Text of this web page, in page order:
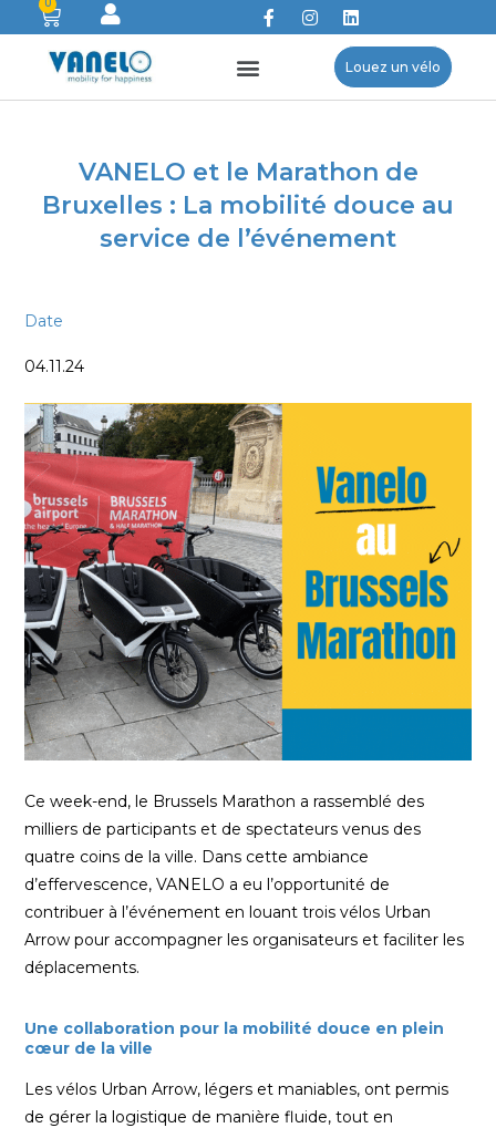
0
Louez un vélo
VANELO et le Marathon de
Bruxelles : La mobilité douce au
service de l’événement
Date
04.11.24
Ce week-end, le Brussels Marathon a rassemblé des
milliers de participants et de spectateurs venus des
quatre coins de la ville. Dans cette ambiance
d’effervescence, VANELO a eu l’opportunité de
contribuer à l’événement en louant trois vélos Urban
Arrow pour accompagner les organisateurs et faciliter les
déplacements.
Une collaboration pour la mobilité douce en plein
cœur de la ville
Les vélos Urban Arrow, légers et maniables, ont permis
de gérer la logistique de manière fluide, tout en